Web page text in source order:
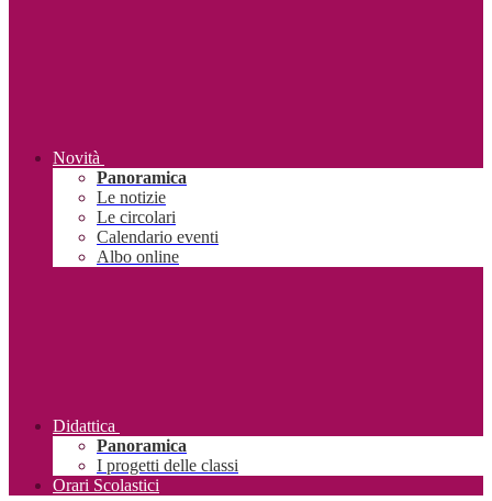
Novità
Panoramica
Le notizie
Le circolari
Calendario eventi
Albo online
Didattica
Panoramica
I progetti delle classi
Orari Scolastici